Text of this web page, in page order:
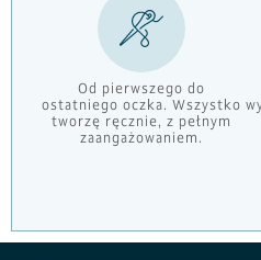
Od pierwszego do
ostatniego oczka. Wszystko
tworzę ręcznie, z pełnym
zaangażowaniem.